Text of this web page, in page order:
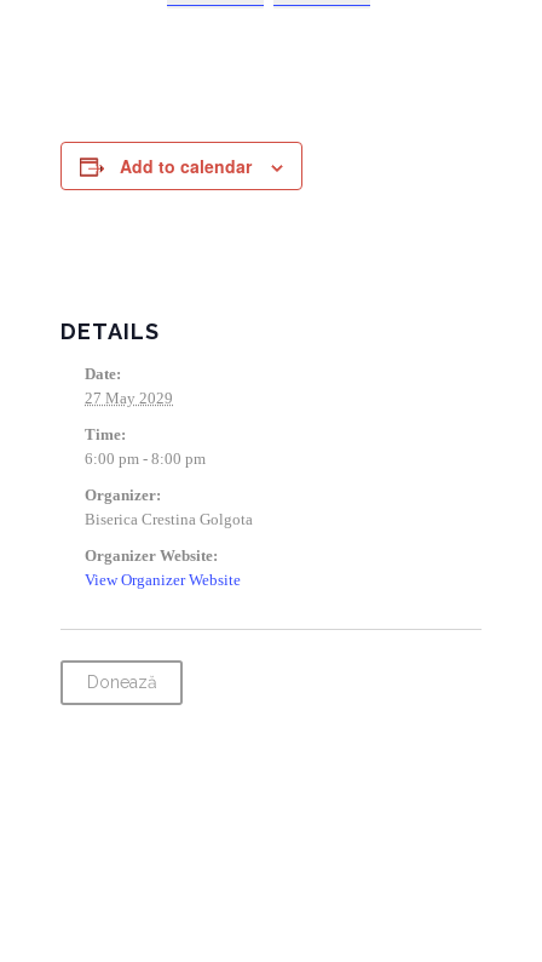
Add to calendar
DETAILS
Date:
27 May 2029
Time:
6:00 pm - 8:00 pm
Organizer:
Biserica Crestina Golgota
Organizer Website:
View Organizer Website
Donează